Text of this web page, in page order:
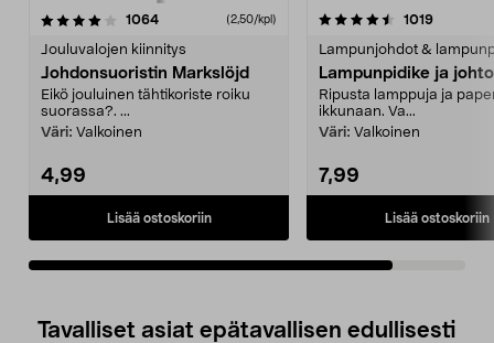
1064arvostelut (2,50/kpl)
Jouluvalojen kiinnitys
Johdonsuoristin Markslöjd
Eikö jouluinen tähtikoriste roiku
suorassa?. ...
Väri: Valkoinen
4,99
Lisää ostoskoriin
4.5viidestä
1019
Lampunjohdot &
Lampunpidike ja johto
Ripusta lamppuja ja
ikkunaan. Va...
Väri: Valkoinen
7,99
Lisää ostoskoriin
Tavalliset asiat epätavallisen edullisesti